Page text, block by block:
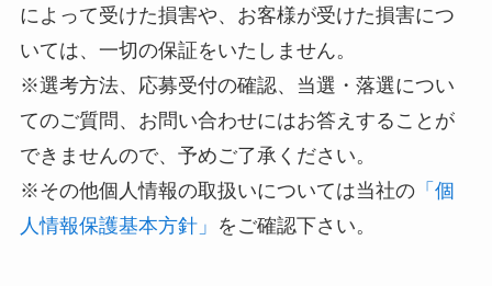
によって受けた損害や、お客様が受けた損害につ
いては、一切の保証をいたしません。
※選考方法、応募受付の確認、当選・落選につい
てのご質問、お問い合わせにはお答えすることが
できませんので、予めご了承ください。
※その他個人情報の取扱いについては当社の「個
人情報保護基本方針」 をご確認下さい。